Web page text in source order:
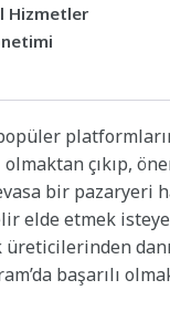
Hizmetler
olmaktan çıkıp,
bir
elde etmek
başarılı